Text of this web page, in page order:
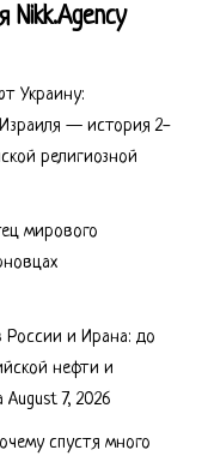
Nikk.Agency
Украину:
— история 2-
религиозной
мирового
России и Ирана: до
нефти и
August 7, 2026
спустя много